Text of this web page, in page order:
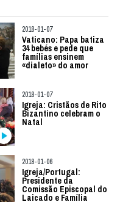
2018-01-07
Vaticano: Papa batiza
34 bebés e pede que
famílias ensinem
«dialeto» do amor
2018-01-07
Igreja: Cristãos de Rito
Bizantino celebram o
Natal
2018-01-06
Igreja/Portugal:
Presidente da
Comissão Episcopal do
Laicado e Família